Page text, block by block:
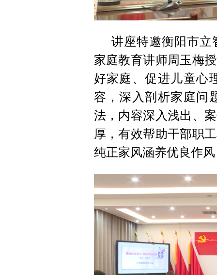
讲座特邀衡阳市立
家庭教育讲师周玉梅
好家庭、促进儿童心
容，深入剖析家庭问
法，内容深入浅出、
厚，有效帮助干部职
纯正家风涵养优良作